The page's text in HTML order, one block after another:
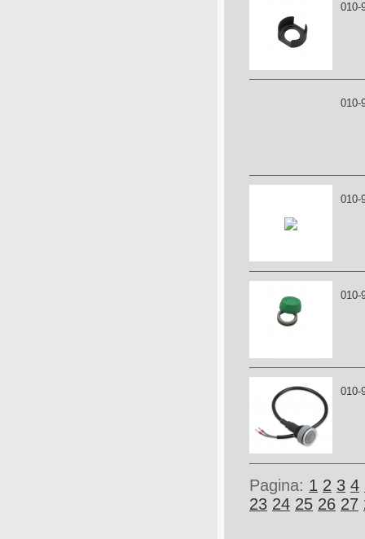
010-
010-
010-
010-
010-
Pagina: 1 2 3 4
23 24 25 26 27